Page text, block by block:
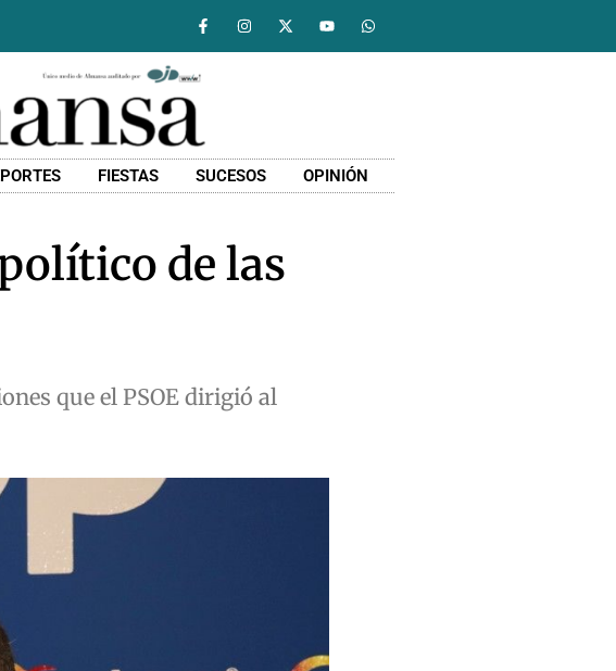
FIESTAS SUCESOS OPINIÓN
de las
que el PSOE dirigió al